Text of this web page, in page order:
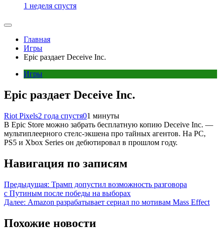
1 неделя спустя
Главная
Игры
Epic раздает Deceive Inc.
Игры
Epic раздает Deceive Inc.
Riot Pixels2 года спустя01 минуты
В Epic Store можно забрать бесплатную копию Deceive Inc. —
мультиплеерного стелс-экшена про тайных агентов. На PC,
PS5 и Xbox Series он дебютировал в прошлом году.
Навигация по записям
Предыдущая: Трамп допустил возможность разговора
с Путиным после победы на выборах
Далее: Amazon разрабатывает сериал по мотивам Mass Effect
Похожие новости